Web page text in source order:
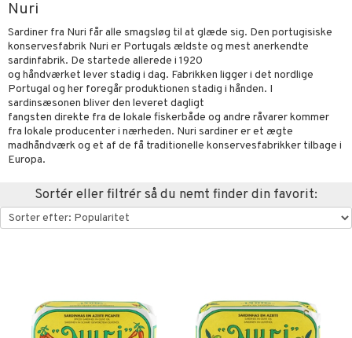
Nuri
Sardiner fra Nuri får alle smagsløg til at glæde sig. Den portugisiske
konservesfabrik Nuri er Portugals ældste og mest anerkendte
sardinfabrik. De startede allerede i 1920
og håndværket lever stadig i dag. Fabrikken ligger i det nordlige
Portugal og her foregår produktionen stadig i hånden. I
sardinsæsonen bliver den leveret dagligt
fangsten direkte fra de lokale fiskerbåde og andre råvarer kommer
fra lokale producenter i nærheden. Nuri sardiner er et ægte
madhåndværk og et af de få traditionelle konservesfabrikker tilbage i
Europa.
Sortér eller filtrér så du nemt finder din favorit:
Art& Hylder
& Kroge
& Kurve
Køkken
& Cocktailglas
& Avecglas
Kasseroller
& Bageforme
Karafler
maskiner
Krus
Kroge
& Kurve
& Pudebetræk
& Dyner
Plaider
mod myg & insekter
& Foderhuse
& svar